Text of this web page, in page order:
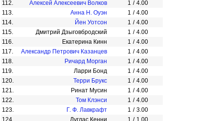
112.
Алексей Алексеевич Волков 1 / 4.00
113.
Анна Н. Оуэн 1 / 4.00
114.
Йен Уотсон 1 / 4.00
115.
Дмитрий Дзыговбродский 1 / 4.00
116.
Екатерина Кинн 1 / 4.00
117.
Александр Петрович Казанцев 1 / 4.00
118.
Ричард Морган 1 / 4.00
119.
Ларри Бонд 1 / 4.00
120.
Терри Брукс 1 / 4.00
121.
Ринат Мусин 1 / 4.00
122.
Том Клэнси 1 / 4.00
123.
Г. Ф. Лавкрафт 1 / 3.00
124.
Дуглас Кенни 1 / 1.00